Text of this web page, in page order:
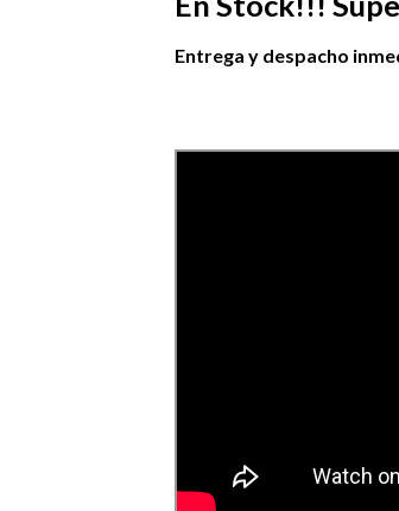
Entrega y despacho